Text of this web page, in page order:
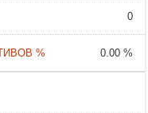
0
0.00 %